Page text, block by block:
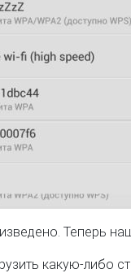
Теперь
какую-либо